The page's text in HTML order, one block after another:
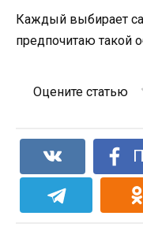
Каждый выбирает
предпочитаю такой
Оцените статью